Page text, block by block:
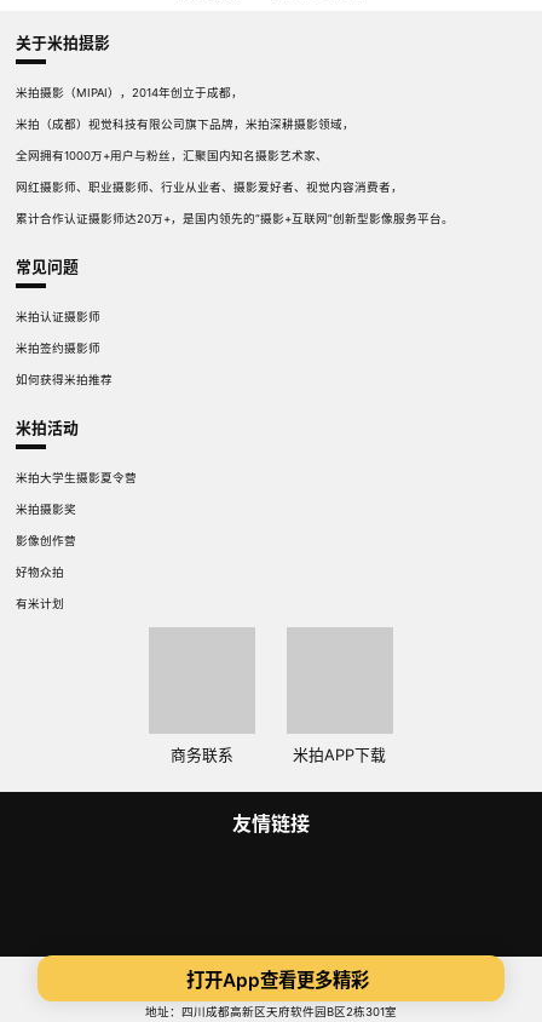
打开App查看更多精彩
关于米拍摄影
米拍摄影（MIPAI），2014年创立于成都，
米拍（成都）视觉科技有限公司旗下品牌，米拍深耕摄影领域，
全网拥有1000万+用户与粉丝，汇聚国内知名摄影艺术家、
网红摄影师、职业摄影师、行业从业者、摄影爱好者、视觉内容消费者，
累计合作认证摄影师达20万+，是国内领先的“摄影+互联网”创新型影像服务平台。
常见问题
米拍认证摄影师
米拍签约摄影师
如何获得米拍推荐
米拍活动
米拍大学生摄影夏令营
米拍摄影奖
影像创作营
好物众拍
有米计划
商务联系 米拍APP下载
友情链接
Copyright 2014-2025 米拍（成都）视觉科技有限公司 版权所有
蜀ICP备14015734号
ICP证:川B2-20180306
地址：四川成都高新区天府软件园B区2栋301室